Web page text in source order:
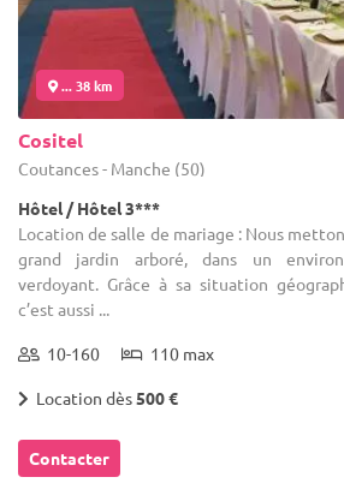
... 38 km
Cositel
Coutances - Manche (50)
Hôtel / Hôtel 3***
Location de salle de mariage : Nous
grand jardin arboré, dans un
verdoyant. Grâce à sa situation
c’est aussi ...
10-160 110 max
Location dès500 €
Contacter